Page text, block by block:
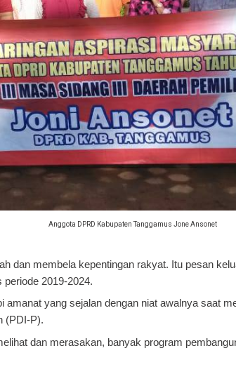
Anggota DPRD Kabupaten Tanggamus Jone Ansonet
dan membela kepentingan rakyat. Itu pesan
periode 2019-2024.
amanat yang sejalan dengan niat awalnya saat
(PDI-P).
dan merasakan, banyak program